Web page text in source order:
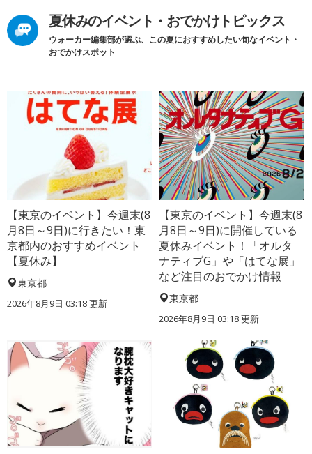
夏休みのイベント・おでかけトピックス
ウォーカー編集部が選ぶ、この夏におすすめしたい旬なイベント・
おでかけスポット
【東京のイベント】今週末(8
月8日～9日)に行きたい！東
京都内のおすすめイベント
【夏休み】
東京都
2026年8月9日 03:18更新
【東京のイベント】今週末(8
月8日～9日)に開催している
夏休みイベント！「オルタ
ナティブG」や「はてな展」
など注目のおでかけ情報
東京都
2026年8月9日 03:18更新